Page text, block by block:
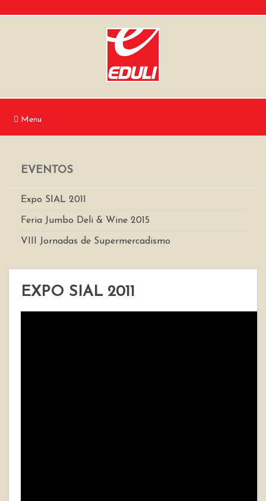
Menu
EVENTOS
Expo SIAL 2011
Feria Jumbo Deli & Wine 2015
VIII Jornadas de Supermercadismo
EXPO SIAL 2011